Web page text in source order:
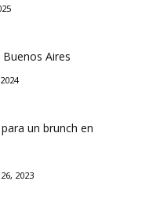
Aires
un brunch en
2023